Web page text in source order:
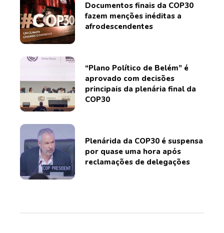
Documentos finais da COP30
fazem menções inéditas a
afrodescendentes
“Plano Político de Belém” é
aprovado com decisões
principais da plenária final da
COP30
Plenárida da COP30 é suspensa
por quase uma hora após
reclamações de delegações